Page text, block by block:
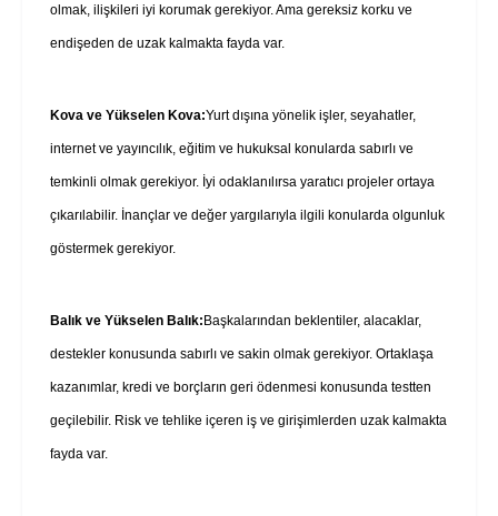
olmak, ilişkileri iyi korumak gerekiyor. Ama gereksiz korku ve
endişeden de uzak kalmakta fayda var.
Kova ve Yükselen Kova:Yurt dışına yönelik işler, seyahatler,
internet ve yayıncılık, eğitim ve hukuksal konularda sabırlı ve
temkinli olmak gerekiyor. İyi odaklanılırsa yaratıcı projeler ortaya
çıkarılabilir. İnançlar ve değer yargılarıyla ilgili konularda olgunluk
göstermek gerekiyor.
Balık ve Yükselen Balık:Başkalarından beklentiler, alacaklar,
destekler konusunda sabırlı ve sakin olmak gerekiyor. Ortaklaşa
kazanımlar, kredi ve borçların geri ödenmesi konusunda testten
geçilebilir. Risk ve tehlike içeren iş ve girişimlerden uzak kalmakta
fayda var.